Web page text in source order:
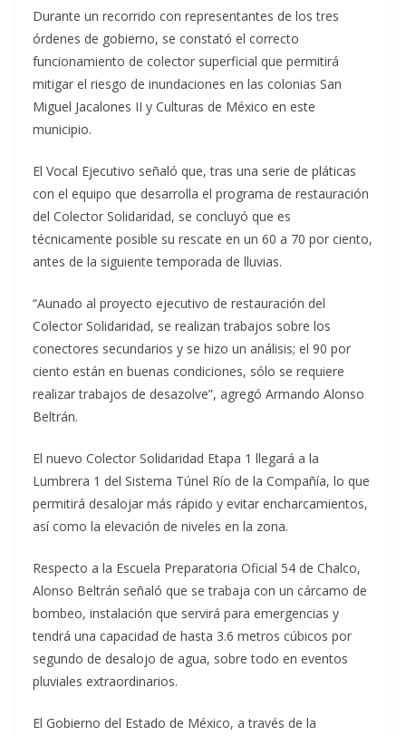
Durante un recorrido con representantes de los tres
órdenes de gobierno, se constató el correcto
funcionamiento de colector superficial que permitirá
mitigar el riesgo de inundaciones en las colonias San
Miguel Jacalones II y Culturas de México en este
municipio.
El Vocal Ejecutivo señaló que, tras una serie de pláticas
con el equipo que desarrolla el programa de restauración
del Colector Solidaridad, se concluyó que es
técnicamente posible su rescate en un 60 a 70 por ciento,
antes de la siguiente temporada de lluvias.
“Aunado al proyecto ejecutivo de restauración del
Colector Solidaridad, se realizan trabajos sobre los
conectores secundarios y se hizo un análisis; el 90 por
ciento están en buenas condiciones, sólo se requiere
realizar trabajos de desazolve”, agregó Armando Alonso
Beltrán.
El nuevo Colector Solidaridad Etapa 1 llegará a la
Lumbrera 1 del Sistema Túnel Río de la Compañía, lo que
permitirá desalojar más rápido y evitar encharcamientos,
así como la elevación de niveles en la zona.
Respecto a la Escuela Preparatoria Oficial 54 de Chalco,
Alonso Beltrán señaló que se trabaja con un cárcamo de
bombeo, instalación que servirá para emergencias y
tendrá una capacidad de hasta 3.6 metros cúbicos por
segundo de desalojo de agua, sobre todo en eventos
pluviales extraordinarios.
El Gobierno del Estado de México, a través de la